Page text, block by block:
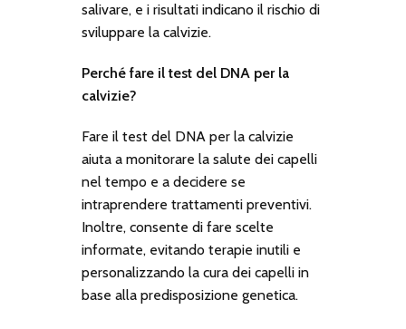
salivare, e i risultati indicano il rischio di
sviluppare la calvizie.
Perché fare il test del DNA per la
calvizie?
Fare il test del DNA per la calvizie
aiuta a monitorare la salute dei capelli
nel tempo e a decidere se
intraprendere trattamenti preventivi.
Inoltre, consente di fare scelte
informate, evitando terapie inutili e
personalizzando la cura dei capelli in
base alla predisposizione genetica.